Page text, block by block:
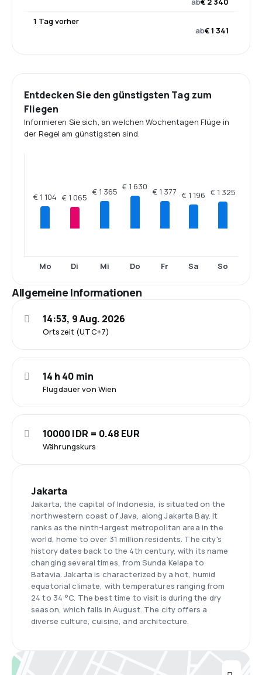
1 Tag vorher
ab€ 1 341
Entdecken Sie den günstigsten Tag zum
Fliegen
Informieren Sie sich, an welchen Wochentagen Flüge in
der Regel am günstigsten sind.
€ 1 104
Mo
€ 1 065
Di
€ 1 365
Mi
€ 1 630
Do
€ 1 377
Fr
€ 1 196
Sa
€ 1 325
So
Allgemeine Informationen
Ortszeit (UTC+7)
14:53, 9 Aug. 2026
Flugdauer von Wien
14 h 40 min
Währungskurs
10000 IDR = 0.48 EUR
Jakarta
Jakarta, the capital of Indonesia, is situated on the
northwestern coast of Java, along Jakarta Bay. It
ranks as the ninth-largest metropolitan area in the
world, home to over 31 million residents. The city's
history dates back to the 4th century, with its name
changing several times, from Sunda Kelapa to
Batavia. Jakarta is characterized by a hot, humid
equatorial climate, with temperatures ranging from
24 to 34 °C. The best time to visit is during the dry
season, which falls in August. The city offers a
diverse culture, cuisine, and architecture.